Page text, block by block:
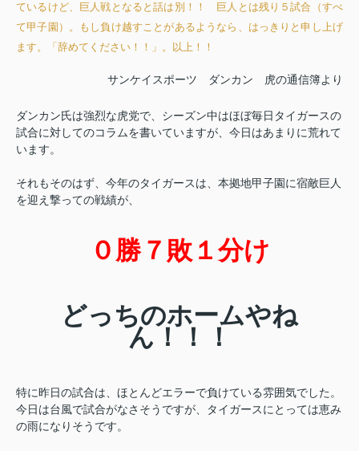
ているけど、巨人戦となると話は別！！ 巨人とは残り５試合（すべ
て甲子園）。もし負け越すことがあるようなら、はっきりと申し上げ
ます。「辞めてください！！」。以上！！
サンケイスポーツ ダンカン 虎の通信簿より
ダンカン氏は強烈な虎党で、シーズン中はほぼ毎日タイガースの
試合に対してのコラムを書いていますが、今日はあまりに荒れて
います。
それもそのはず、今年のタイガースは、本拠地甲子園に宿敵巨人
を迎え撃っての戦績が、
０勝７敗１分け
どっちのホームやね
ん！！！
特に昨日の試合は、ほとんどエラーで負けている雰囲気でした。
今日は台風で試合がなさそうですが、タイガースにとっては恵み
の雨になりそうです。